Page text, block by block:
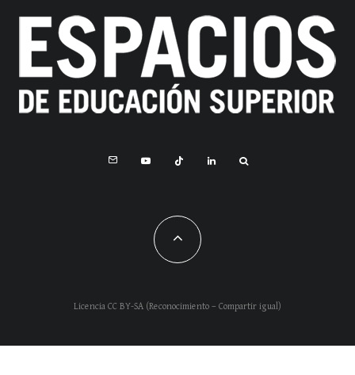
Licencia CC BY-SA (Reconocimiento – Compartir igual)